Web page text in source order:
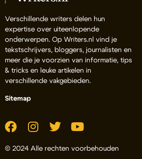
Verschillende writers delen hun
expertise over uiteenlopende
onderwerpen. Op Writers.nl vind je
tekstschrijvers, bloggers, journalisten en
meer die je voorzien van informatie, tips
& tricks en leuke artikelen in
verschillende vakgebieden.
Sitemap
© 2024 Alle rechten voorbehouden